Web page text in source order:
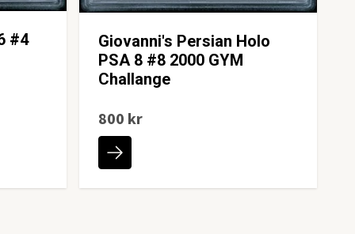
#4
Giovanni's Persian Holo
PSA 8 #8 2000 GYM
Challange
800 kr